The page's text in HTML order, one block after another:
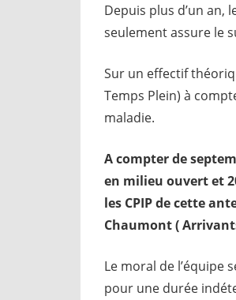
Depuis plus d’un an,
seulement assure le
Sur un effectif
Temps Plein) à
maladie.
A compter de
en milieu ouvert et
les CPIP de cette
Chaumont (
Le moral de l’équipe
pour une durée